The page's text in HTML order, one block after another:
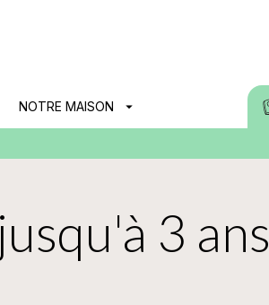
NOTRE MAISON arrow_drop_down
3 ans